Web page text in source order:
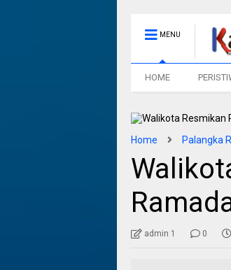
MENU
HOME
Home Palangka
admin 1 0